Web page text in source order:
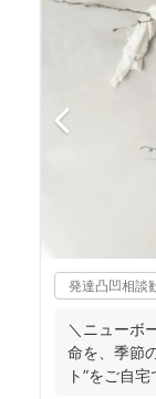
発達凸凹相談
＼ニューボーンフォ
命を、季節の生花で彩る
ト”をご自